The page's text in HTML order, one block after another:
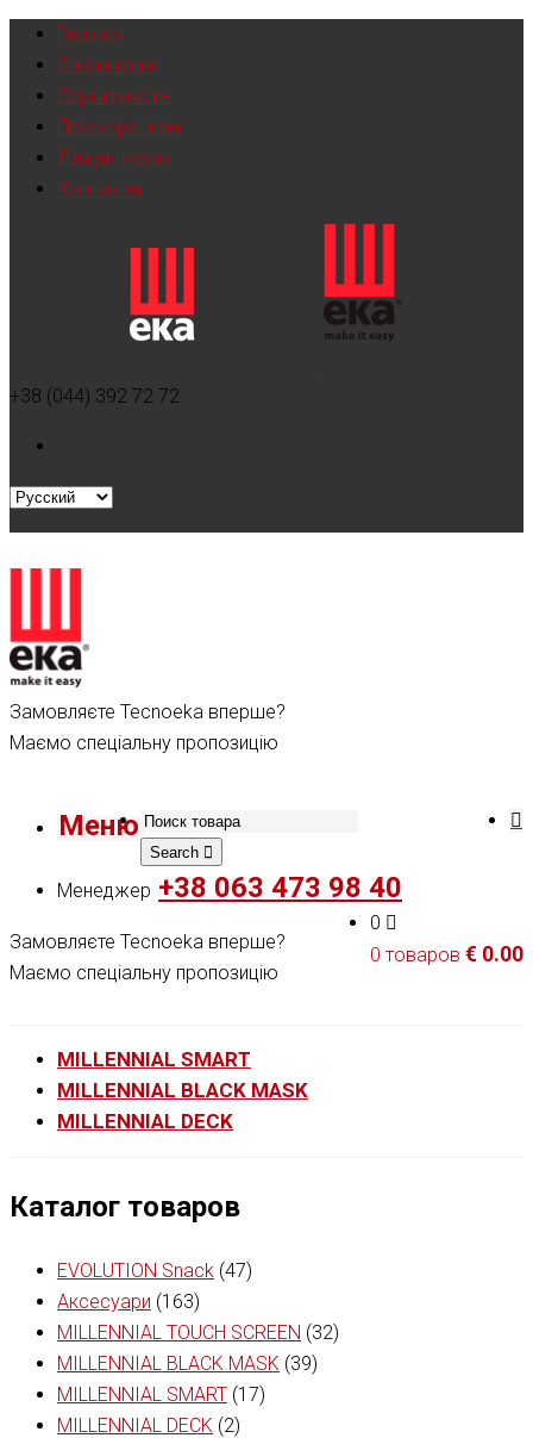
Главная
О компании
Сертификаты
Пресс-релизы
Для дилеров
Контакты
+38 (044) 392 72 72
Замовляєте Tecnoeka вперше?
Маємо спеціальну пропозицію
Меню
Search
Менеджер +38 063 473 98 40
0
0 товаров € 0.00
Замовляєте Tecnoeka вперше?
Маємо спеціальну пропозицію
MILLENNIAL SMART
MILLENNIAL BLACK MASK
MILLENNIAL DECK
Каталог товаров
EVOLUTION Snack (47)
Аксесуари (163)
MILLENNIAL TOUCH SCREEN (32)
MILLENNIAL BLACK MASK (39)
MILLENNIAL SMART (17)
MILLENNIAL DECK (2)